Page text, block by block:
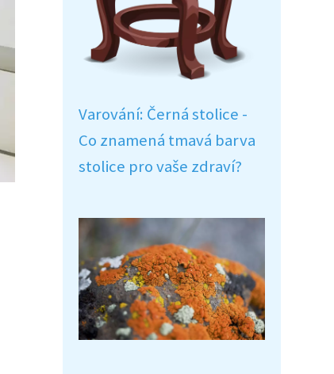
Varování: Černá stolice -
Co znamená tmavá barva
stolice pro vaše zdraví?